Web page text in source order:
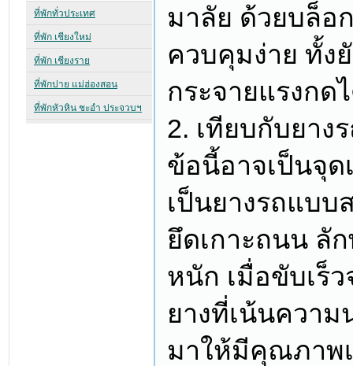
มาลัย ด้วยบล็อ
ควบคุมง่าย ทั้ง
กระจายแรงกด
2. เทียบกับยา
ข้อนี้อาจเป็นจุด
เป็นยางรถแบบ
ยึดเกาะถนน ลั
หนัก เมื่อขับเร็
ยางที่เน้นควา
มาให้มีคุณภาพ